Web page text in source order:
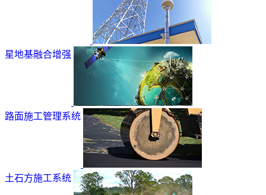
星地基融合增强
路面施工管理系统
土石方施工系统